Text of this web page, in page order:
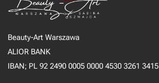
Beauty-Art Warszawa
ALIOR BANK
IBAN; PL 92 2490 0005 0000 4530 3261 3415